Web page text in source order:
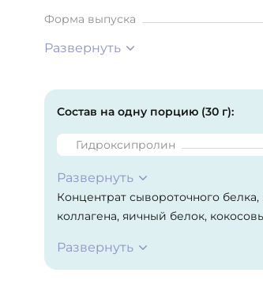
Форма выпуска
Развернуть
Состав на одну порцию (30 г):
Гидроксипролин
Развернуть
Концентрат сывороточного
коллагена, яичный белок,
Развернуть